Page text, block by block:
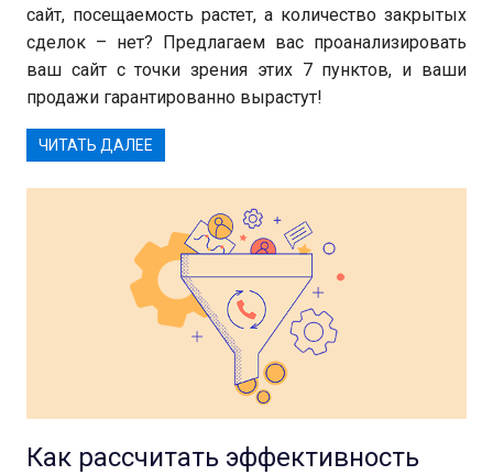
сайт, посещаемость растет, а количество закрытых
сделок – нет? Предлагаем вас проанализировать
ваш сайт с точки зрения этих 7 пунктов, и ваши
продажи гарантированно вырастут!
ЧИТАТЬ ДАЛЕЕ
Как рассчитать эффективность